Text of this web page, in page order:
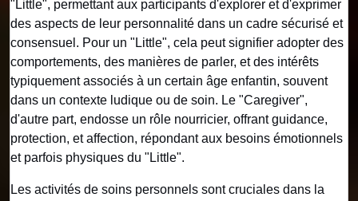
"Little", permettant aux participants d'explorer et d'exprimer
des aspects de leur personnalité dans un cadre sécurisé et
consensuel. Pour un "Little", cela peut signifier adopter des
comportements, des manières de parler, et des intérêts
typiquement associés à un certain âge enfantin, souvent
dans un contexte ludique ou de soin. Le "Caregiver",
d'autre part, endosse un rôle nourricier, offrant guidance,
protection, et affection, répondant aux besoins émotionnels
et parfois physiques du "Little".
Les activités de soins personnels sont cruciales dans la